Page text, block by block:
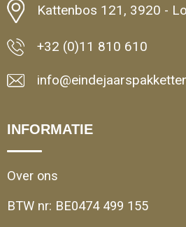
Kattenbos 121, 3920 -
+32 (0)11 810 610
INFORMATIE
Over ons
BTW nr: BE0474 499 155